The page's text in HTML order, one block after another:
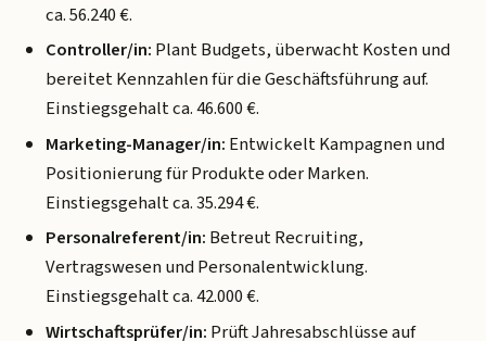
ca. 56.240 €.
Controller/in: Plant Budgets, überwacht Kosten und
bereitet Kennzahlen für die Geschäftsführung auf.
Einstiegsgehalt ca. 46.600 €.
Marketing-Manager/in: Entwickelt Kampagnen und
Positionierung für Produkte oder Marken.
Einstiegsgehalt ca. 35.294 €.
Personalreferent/in: Betreut Recruiting,
Vertragswesen und Personalentwicklung.
Einstiegsgehalt ca. 42.000 €.
Wirtschaftsprüfer/in: Prüft Jahresabschlüsse auf